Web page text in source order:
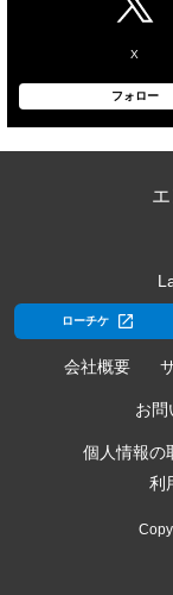
X
フォロー
ローチケ
会社概要
お問
個人情報の
利